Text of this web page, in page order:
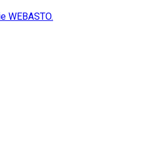
WEBASTO.